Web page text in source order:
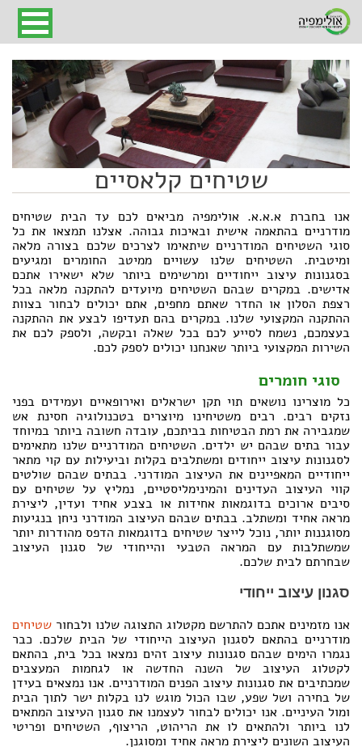
שטיחים קלאסיים
אולימפיה » המוצרים שלנו»שטיחים
אנו בחברת א.א.א. אולימפיה מביאים לכם עד הבית שטיחים
מודרניים בהתאמה אישית ובאיכות גבוהה. אצלנו תמצאו את כל
סוגי השטיחים המודרניים שיתאימו לצרכים שלכם בצורה מלאה
ומיטבית. השטיחים שלנו עשויים ממיטב החומרים ומגיעים
בסגנונות עיצוב ייחודיים ומרשימים ביותר שלא ישאירו אתכם
אדישים. במקרים שבהם השטיחים מיועדים להתקנה מלאה בכל
רצפת הסלון או החדר שאתם מחפים, אתם יכולים לבחור בצוות
ההתקנה המקצועי שלנו. במקרים בהם תעדיפו לבצע את ההתקנה
בעצמכם, נשמח לסייע לכם בכל שאלה ובקשה, ולספק לכם את
השירות המקצועי ביותר שאנחנו יכולים לספק לכם.
סוגי חומרים
כל מוצרינו נושאים תוי תקן ישראלים ואירופאיים ועמידים בפני
נזקים רבים. רבים משטיחינו מיוצרים בטכנולוגיה חסינת אש
שמגבירה את רמת הבטיחות בביתכם, עובדה חשובה ביותר במיוחד
עבור בתים שבהם יש ילדים. השטיחים המודרניים שלנו מתאימים
לסגנונות עיצוב ייחודים ומשתלבים בקלות וביעילות עם קוי מתאר
ייחודיים המאפיינים את העיצוב המודרני. בבתים שבהם שולטים
קווי העיצוב העדינים והמינימליסטיים, נמליץ על שטיחים עם
סיבים ארוכים בדוגמאות אחידות או בצבע אחיד ועדין, ליצירת
מראה אחיד ומשתלב. בבתים שבהם העיצוב המודרני ניחן בנגיעות
מסוגננות יותר, נוכל לייצר שטיחים בדוגמאות הדפס מהודרות יותר
שמשתלבות עם המראה הטבעי והייחודי של סגנון העיצוב
שבחרתם לבית שלכם.
סגנון עיצוב ייחודי
אנו מזמינים אתכם להתרשם מקטלוג התצוגה שלנו ולבחור שטיחים
מודרניים בהתאם לסגנון העיצוב הייחודי של הבית שלכם. כבר
נגמרו הימים שבהם סגנונות עיצוב זהים נמצאו בכל בית, בהתאם
לקטלוג העיצוב של השנה החדשה או לגחמות המעצבים
שמכתיבים את סגנונות עיצוב הפנים המודרניים. אנו נמצאים בעידן
של בחירה ושל שפע, שבו הכול מוגש לנו בקלות ישר לתוך הבית
ומול העיניים. אנו יכולים לבחור לעצמנו את סגנון העיצוב המתאים
לנו ביותר ולהתאים לו את הריהוט, הריצוף, השטיחים ופריטי
העיצוב השונים ליצירת מראה אחיד ומסוגנן.